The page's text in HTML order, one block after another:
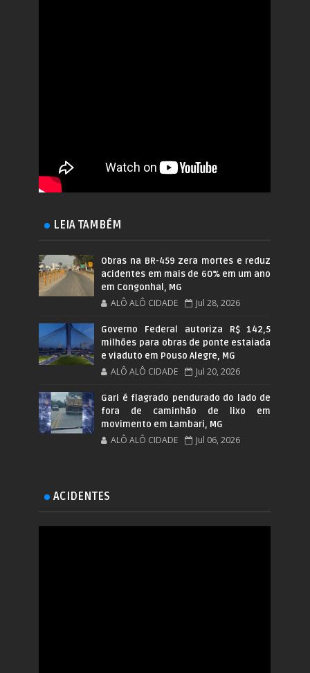
LEIA TAMBÉM
Obras na BR-459 zera mortes e reduz
acidentes em mais de 60% em um ano
em Congonhal, MG
ALÔ ALÔ CIDADE Jul 28, 2026
Governo Federal autoriza R$ 142,5
milhões para obras de ponte estaiada
e viaduto em Pouso Alegre, MG
ALÔ ALÔ CIDADE Jul 20, 2026
Gari é flagrado pendurado do lado de
fora de caminhão de lixo em
movimento em Lambari, MG
ALÔ ALÔ CIDADE Jul 06, 2026
ACIDENTES